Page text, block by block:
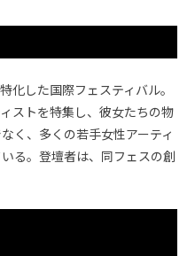
化した国際フェスティバル。
ストを特集し、彼女たちの物
く、多くの若手女性アーティ
る。登壇者は、同フェスの創